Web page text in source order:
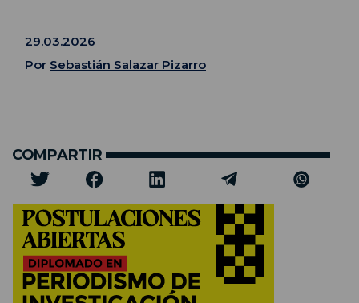
29.03.2026
Por Sebastián Salazar Pizarro
COMPARTIR